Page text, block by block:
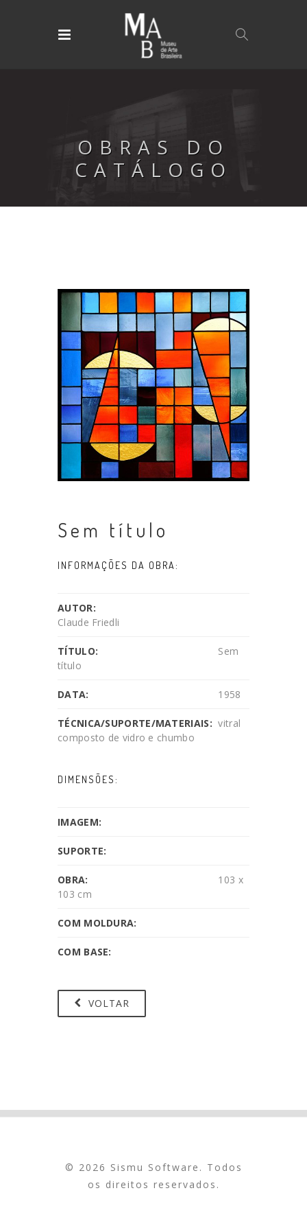
OBRAS DO
CATÁLOGO
Sem título
INFORMAÇÕES DA OBRA:
AUTOR:
Claude Friedli
TÍTULO:
Sem
título
DATA: 1958
TÉCNICA/SUPORTE/MATERIAIS: vitral
composto de vidro e chumbo
DIMENSÕES:
IMAGEM:
SUPORTE:
OBRA:
103 x
103 cm
COM MOLDURA:
COM BASE:
VOLTAR
© 2026 Sismu Software. Todos
os direitos reservados.